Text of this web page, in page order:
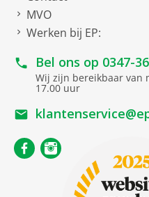
MVO
Werken bij EP:
Bel ons op 0347-
Wij zijn bereikbaar van
17.00 uur